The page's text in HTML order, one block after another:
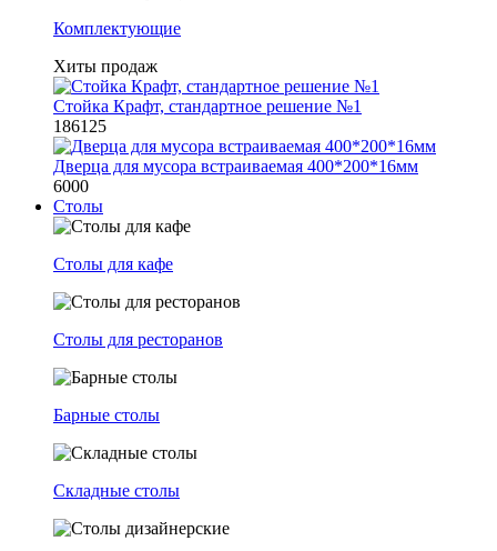
Комплектующие
Хиты продаж
Стойка Крафт, стандартное решение №1
186125
Дверца для мусора встраиваемая 400*200*16мм
6000
Столы
Столы для кафе
Столы для ресторанов
Барные столы
Складные столы